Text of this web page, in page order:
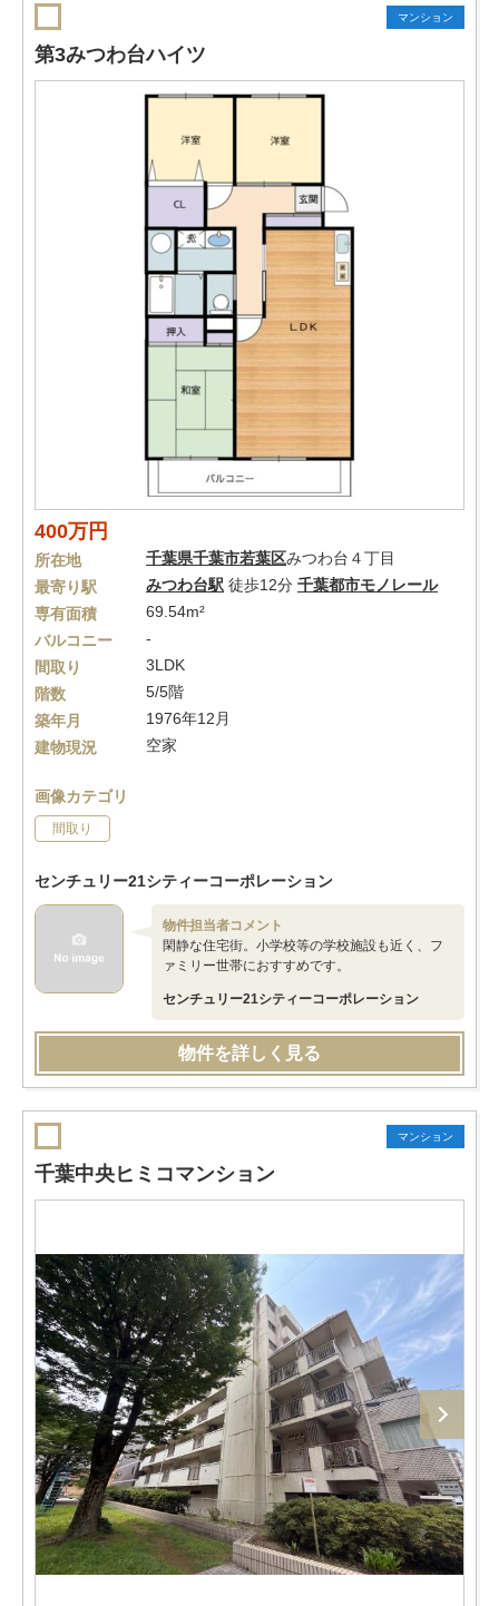
マンション
第3みつわ台ハイツ
400万円
所在地 千葉県千葉市若葉区みつわ台４丁目
最寄り駅
みつわ台駅 徒歩12分 千葉都市モノレール
専有面積
69.54m²
バルコニー
-
間取り
3LDK
階数
5/5階
築年月
1976年12月
建物現況
空家
画像カテゴリ
間取り
センチュリー21シティーコーポレーション
物件担当者コメント
閑静な住宅街。小学校等の学校施設も近く、フ
ァミリー世帯におすすめです。
センチュリー21シティーコーポレーション
物件を詳しく見る
マンション
千葉中央ヒミコマンション